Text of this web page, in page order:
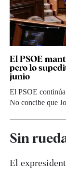
El PSOE
pero lo
junio
El PSOE
No concibe que
Sin
El